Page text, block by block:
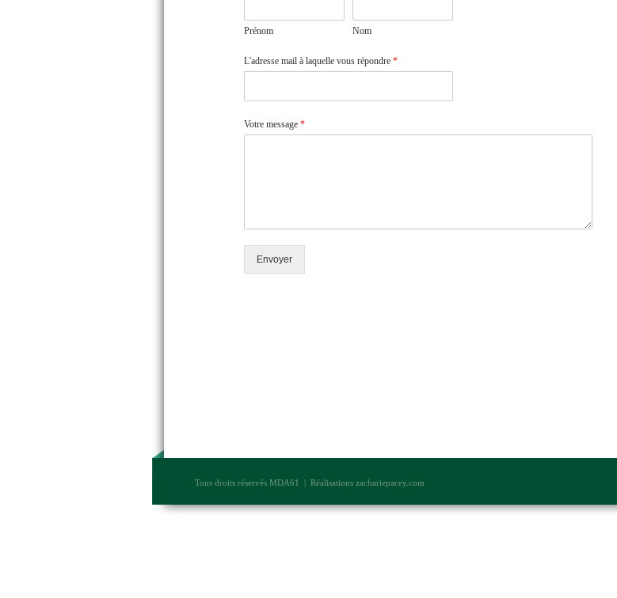
Prénom Nom
L'adresse mail à laquelle vous répondre *
Votre message *
Envoyer
Tous droits réservés MDA61 | Réalisations zachariepacey.com